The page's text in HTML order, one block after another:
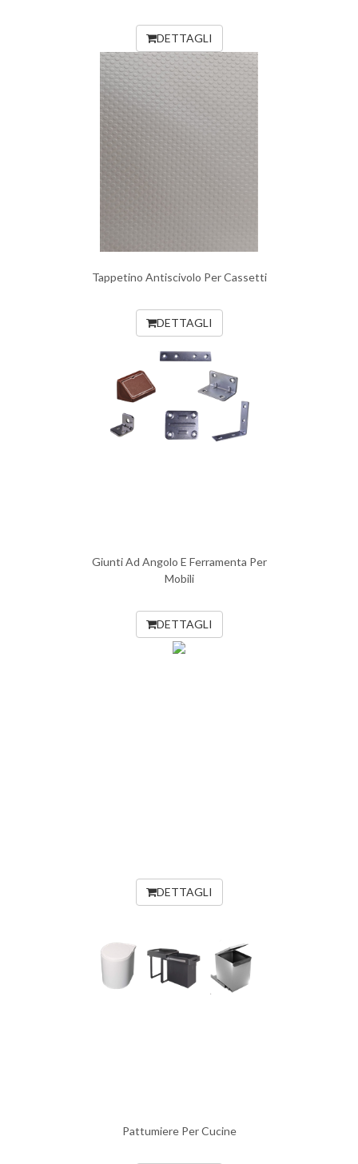
DETTAGLI
Tappetino Antiscivolo Per Cassetti
DETTAGLI
Giunti Ad Angolo E Ferramenta Per
Mobili
DETTAGLI
DETTAGLI
Pattumiere Per Cucine